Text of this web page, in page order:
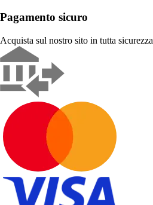
Pagamento sicuro
Acquista sul nostro sito in tutta sicurezza